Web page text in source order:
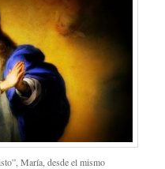
María, desde el mismo